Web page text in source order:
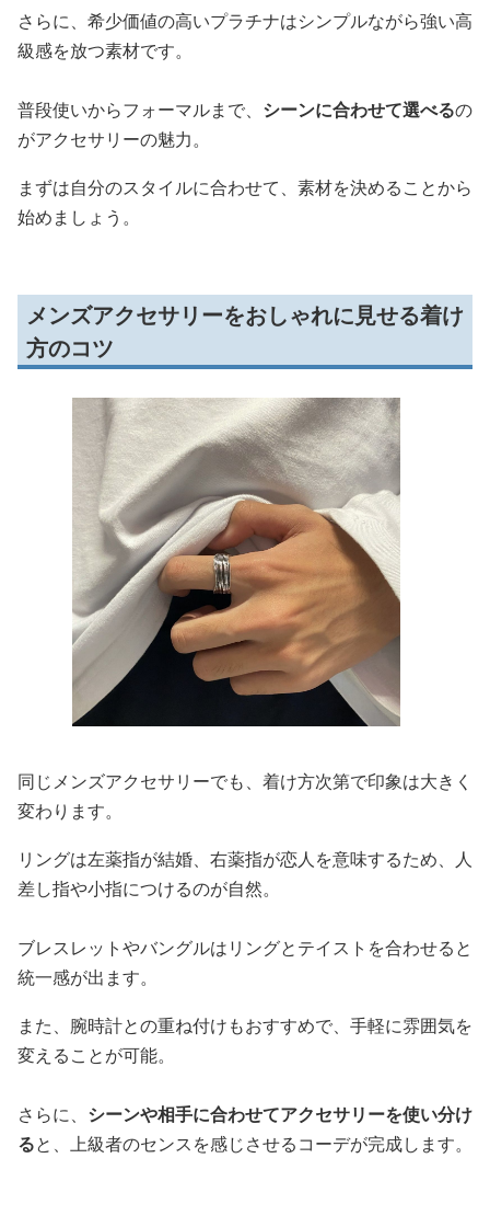
さらに、希少価値の高いプラチナはシンプルながら強い高
級感を放つ素材です。
普段使いからフォーマルまで、 シーンに合わせて選べるの
がアクセサリーの魅力。
まずは自分のスタイルに合わせて、素材を決めることから
始めましょう。
メンズアクセサリーをおしゃれに見せる着け
方のコツ
同じメンズアクセサリーでも、着け方次第で印象は大きく
変わります。
リングは左薬指が結婚、右薬指が恋人を意味するため、人
差し指や小指につけるのが自然。
ブレスレットやバングルはリングとテイストを合わせると
統一感が出ます。
また、腕時計との重ね付けもおすすめで、手軽に雰囲気を
変えることが可能。
さらに、 シーンや相手に合わせてアクセサリーを使い分け
ると、上級者のセンスを感じさせるコーデが完成します。